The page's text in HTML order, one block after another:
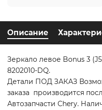
Описание
Зеркало левое Bonus 3
8202010-DQ.
Детали ПОД ЗАКАЗ
заказа производится
Автозапчасти Chery.